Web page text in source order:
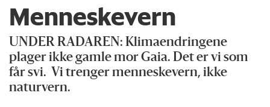
Menneskevern
UNDER RADAREN: Klimaendringene
plager ikke gamle mor Gaia. Det er vi som
får svi. Vi trenger menneskevern, ikke
naturvern.